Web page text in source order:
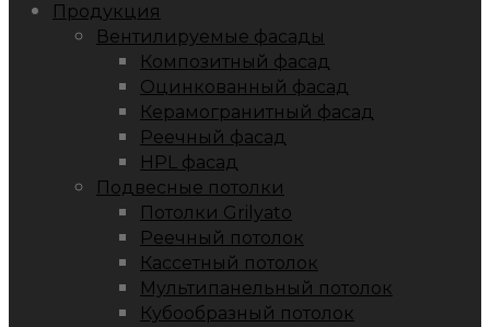
Продукция
Вентилируемые фасады
Композитный фасад
Оцинкованный фасад
Керамогранитный фасад
Реечный фасад
HPL фасад
Подвесные потолки
Потолки Grilyato
Реечный потолок
Кассетный потолок
Мультипанельный потолок
Кубообразный потолок